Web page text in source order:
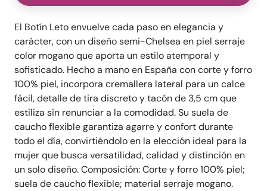
El Botín Leto envuelve cada paso en elegancia y
carácter, con un diseño semi-Chelsea en piel serraje
color mogano que aporta un estilo atemporal y
sofisticado. Hecho a mano en España con corte y forro
100% piel, incorpora cremallera lateral para un calce
fácil, detalle de tira discreto y tacón de 3,5 cm que
estiliza sin renunciar a la comodidad. Su suela de
caucho flexible garantiza agarre y confort durante
todo el día, convirtiéndolo en la elección ideal para la
mujer que busca versatilidad, calidad y distinción en
un solo diseño. Composición: Corte y forro 100% piel;
suela de caucho flexible; material serraje mogano.